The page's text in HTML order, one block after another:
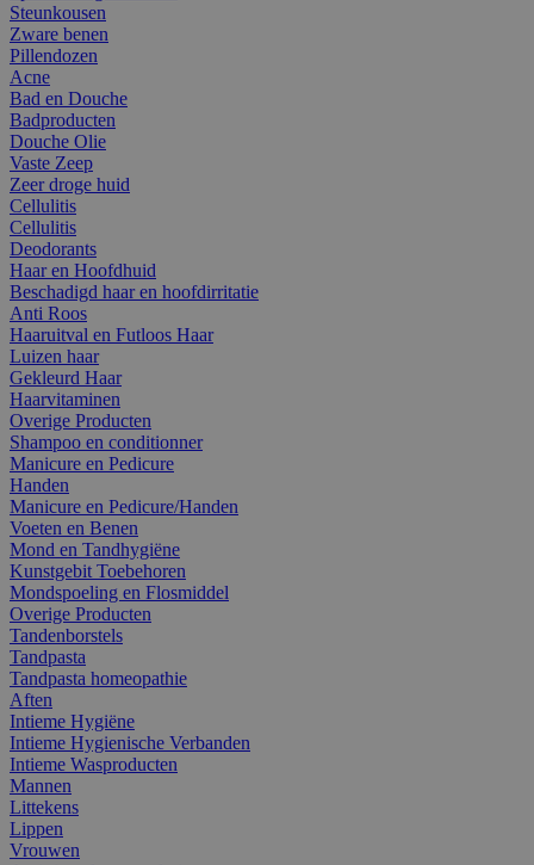
Steunkousen
Zware benen
Pillendozen
Acne
Bad en Douche
Badproducten
Douche Olie
Vaste Zeep
Zeer droge huid
Cellulitis
Cellulitis
Deodorants
Haar en Hoofdhuid
Beschadigd haar en hoofdirritatie
Anti Roos
Haaruitval en Futloos Haar
Luizen haar
Gekleurd Haar
Haarvitaminen
Overige Producten
Shampoo en conditionner
Manicure en Pedicure
Handen
Manicure en Pedicure/Handen
Voeten en Benen
Mond en Tandhygiëne
Kunstgebit Toebehoren
Mondspoeling en Flosmiddel
Overige Producten
Tandenborstels
Tandpasta
Tandpasta homeopathie
Aften
Intieme Hygiëne
Intieme Hygienische Verbanden
Intieme Wasproducten
Mannen
Littekens
Lippen
Vrouwen